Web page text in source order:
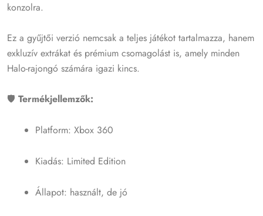
konzolra.
Ez a gyűjtői verzió nemcsak a teljes játékot tartalmazza, hanem
exkluzív extrákat és prémium csomagolást is, amely minden
Halo-rajongó számára igazi kincs.
🛡️Termékjellemzők:
Platform: Xbox 360
Kiadás: Limited Edition
Állapot: használt, de jó